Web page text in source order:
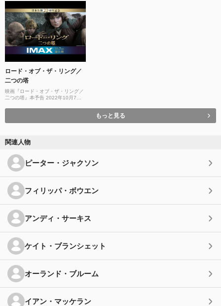
ロード・オブ・ザ・リング／
二つの塔
映画『ロード・オブ・ザ・リング／
二つの塔』本予告 2022年10月7日
もっと見る
関連人物
ピーター・ジャクソン
フィリッパ・ボウエン
アンディ・サーキス
ケイト・ブランシェット
オーランド・ブルーム
イアン・マッケラン